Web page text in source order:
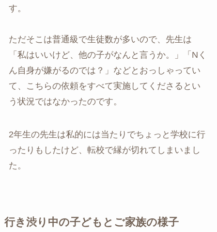
す。
ただそこは普通級で生徒数が多いので、先生は
「私はいいけど、他の子がなんと言うか。」「Nく
ん自身が嫌がるのでは？」などとおっしゃってい
て、こちらの依頼をすべて実施してくださるとい
う状況ではなかったのです。
2年生の先生は私的には当たりでちょっと学校に行
ったりもしたけど、転校で縁が切れてしまいまし
た。
行き渋り中の子どもとご家族の様子